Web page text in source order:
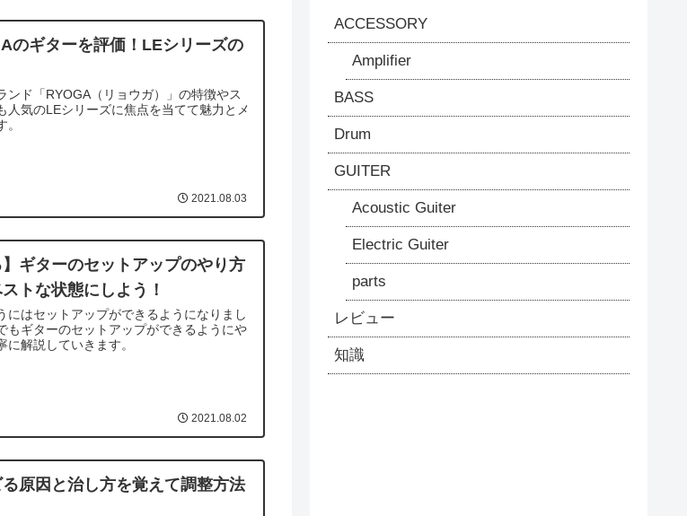
のギターを評価！LEシリーズの
ンド「RYOGA（リョウガ）」の特徴やス
人気のLEシリーズに焦点を当てて魅力とメ
。
2021.08.03
】ギターのセットアップのやり方
トな状態にしよう！
にはセットアップができるようになりまし
もギターのセットアップができるようにや
に解説していきます。
2021.08.02
る原因と治し方を覚えて調整方法
ACCESSORY
Amplifier
BASS
Drum
GUITER
Acoustic Guiter
Electric Guiter
parts
レビュー
知識